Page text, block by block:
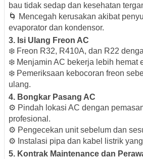
bau tidak sedap dan kesehatan
🌀 Mencegah kerusakan akibat
evaporator dan kondensor.
3. Isi Ulang Freon AC
❄️ Freon R32, R410A, dan R22
❄️ Menjamin AC bekerja lebih hemat
❄️ Pemeriksaan kebocoran freon
ulang.
4. Bongkar Pasang AC
⚙️ Pindah lokasi AC dengan
profesional.
⚙️ Pengecekan unit sebelum dan
⚙️ Instalasi pipa dan kabel listrik
5. Kontrak Maintenance dan